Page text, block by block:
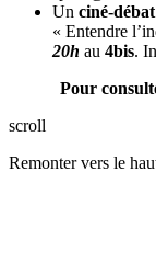
Un ciné-débat
« Entendre
20h au 4bis.
Pour
scroll
Remonter vers le